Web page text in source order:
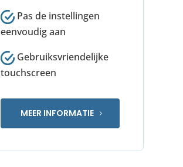
Pas de instellingen
eenvoudig aan
Gebruiksvriendelijke
touchscreen
MEER INFORMATIE